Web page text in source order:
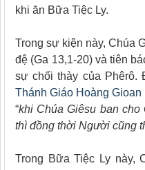
khi ăn Bữa Tiệc Ly.
Trong sự kiện này, Chúa
đệ (Ga 13,1-20) và tiên
sự chối thày của Phêrô.
Thánh Giáo Hoàng Gioan
“khi Chúa Giêsu ban cho
thì đồng thời Người cũng
Trong Bữa Tiệc Ly này,